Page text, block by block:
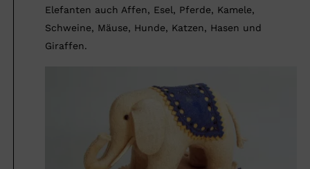
Elefanten auch Affen, Esel, Pferde, Kamele,
Schweine, Mäuse, Hunde, Katzen, Hasen und
Giraffen.